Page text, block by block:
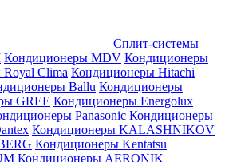
Сплит-системы
Кондиционеры MDV Кондиционеры
Clima Кондиционеры Hitachi
Ballu Кондиционеры
GREE Кондиционеры Energolux
Panasonic Кондиционеры
Кондиционеры KALASHNIKOV
Кондиционеры Kentatsu
Кондиционеры AERONIK